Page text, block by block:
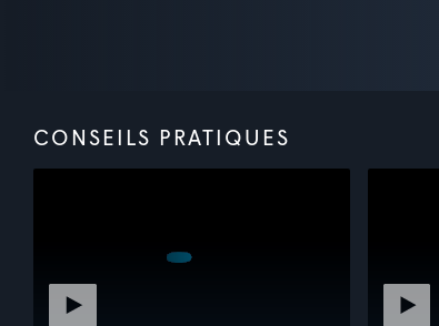
CONSEILS PRATIQUES